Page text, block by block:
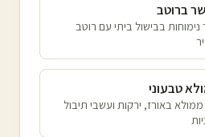
ברוטב
בבישול ביתי עם רוטב
טבעוני
באורז, ירקות ועשבי תיבול